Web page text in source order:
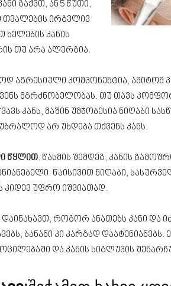
გაქვთ, ან 5 წუთი,
თვალების ირგვლივ
ხელების კანის
თუ არა ალერგია.
აგრესიული კომპონენტია, ამიტომ
მგრძნობელობას. თუ თავს
კანს, მაშინ უმჯობესია ნიღაბი
არ უხდება თქვენს კანს.
წყლით. წასმის შემდეგ, კანის
წაისივით ნიღაბი,
კიდევ უფრო იშვიათად.
როგორ ანათებს კანი და
ბანანი კი კარგად დაატენიანებს.
და კანის სიგლუვის